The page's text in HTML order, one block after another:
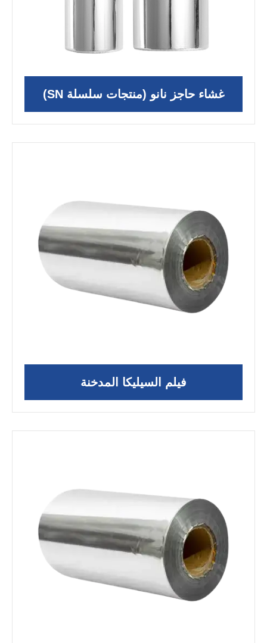
غشاء حاجز نانو (منتجات سلسلة SN)
فيلم السيليكا المدخنة